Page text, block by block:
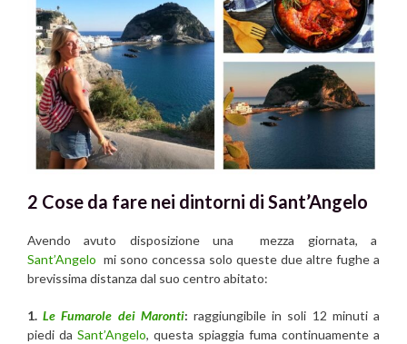
2 Cose da fare nei dintorni di Sant’Angelo
Avendo avuto disposizione una mezza giornata, a
Sant’Angelo mi sono concessa solo queste due altre fughe a
brevissima distanza dal suo centro abitato:
1.Le Fumarole dei Maronti:raggiungibile in soli 12 minuti a
piedi da Sant’Angelo, questa spiaggia fuma continuamente a